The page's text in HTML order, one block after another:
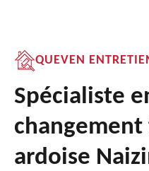
QUEVEN
Spécialiste
ardoise